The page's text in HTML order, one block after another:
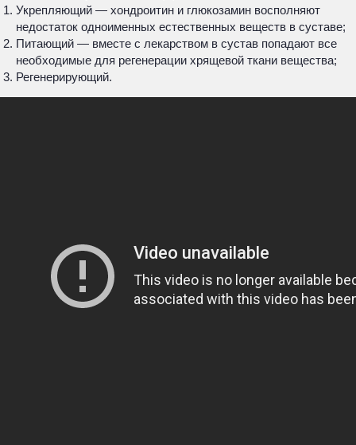
Укрепляющий — хондроитин и глюкозамин восполняют
недостаток одноименных естественных веществ в суставе;
Питающий — вместе с лекарством в сустав попадают все
необходимые для регенерации хрящевой ткани вещества;
Регенерирующий.